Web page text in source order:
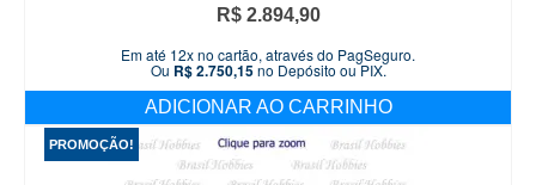
R$2.894,90
Em até 12x no cartão, através do PagSeguro.
Ou R$2.750,15no Depósito ou PIX.
ADICIONAR AO CARRINHO
PROMOÇÃO!